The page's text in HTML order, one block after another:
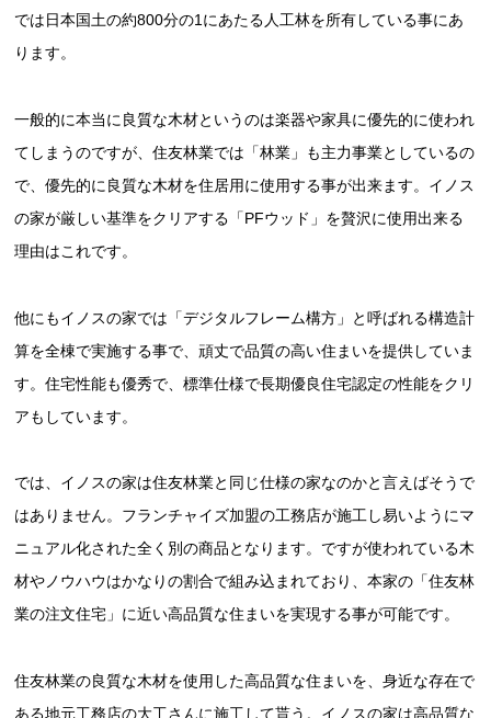
では日本国土の約800分の1にあたる人工林を所有している事にあ
ります。
一般的に本当に良質な木材というのは楽器や家具に優先的に使われ
てしまうのですが、住友林業では「林業」も主力事業としているの
で、優先的に良質な木材を住居用に使用する事が出来ます。イノス
の家が厳しい基準をクリアする「PFウッド」を贅沢に使用出来る
理由はこれです。
他にもイノスの家では「デジタルフレーム構方」と呼ばれる構造計
算を全棟で実施する事で、頑丈で品質の高い住まいを提供していま
す。住宅性能も優秀で、標準仕様で長期優良住宅認定の性能をクリ
アもしています。
では、イノスの家は住友林業と同じ仕様の家なのかと言えばそうで
はありません。フランチャイズ加盟の工務店が施工し易いようにマ
ニュアル化された全く別の商品となります。ですが使われている木
材やノウハウはかなりの割合で組み込まれており、本家の「住友林
業の注文住宅」に近い高品質な住まいを実現する事が可能です。
住友林業の良質な木材を使用した高品質な住まいを、身近な存在で
ある地元工務店の大工さんに施工して貰う。イノスの家は高品質な